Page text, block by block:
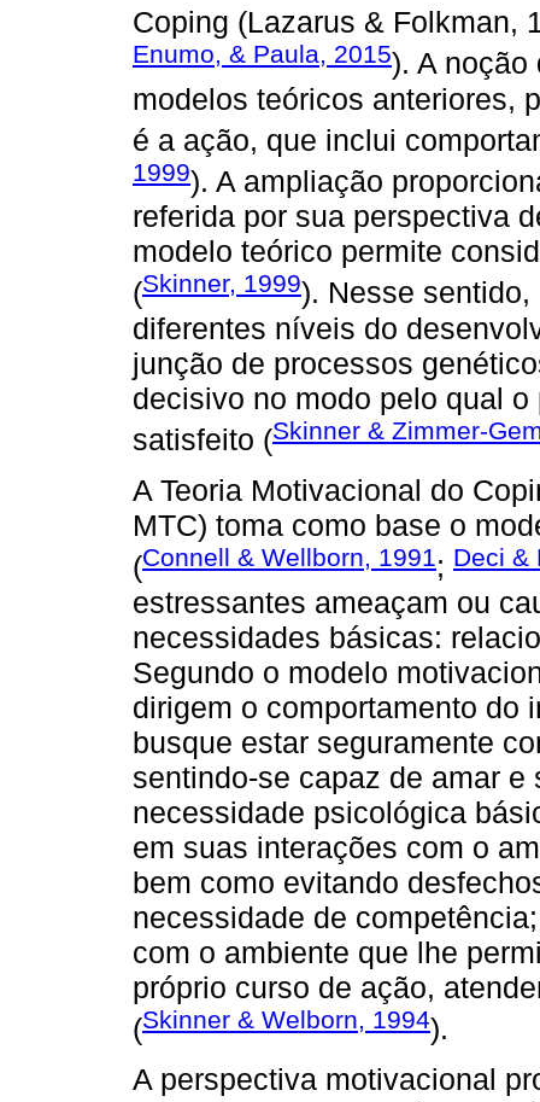
Coping (Lazarus & Folkman,
Enumo, & Paula, 2015). A noção
modelos teóricos anteriores,
é a ação, que inclui
1999). A ampliação
referida por sua perspectiva
modelo teórico permite
(Skinner, 1999). Nesse
diferentes níveis do
junção de processos
decisivo no modo pelo qual
satisfeito (Skinner & Zimmer-
A Teoria Motivacional do
MTC) toma como base o
(Connell & Wellborn, 1991; Deci &
estressantes ameaçam ou
necessidades básicas:
Segundo o modelo
dirigem o comportamento do
busque estar seguramente
sentindo-se capaz de amar
necessidade psicológica
em suas interações com o
bem como evitando
necessidade de
com o ambiente que lhe
próprio curso de ação,
(Skinner & Welborn, 1994).
A perspectiva motivacional